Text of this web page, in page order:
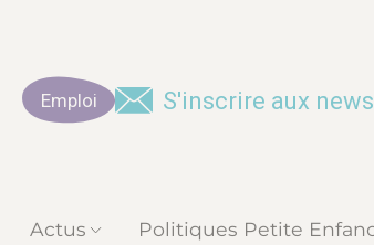
Emploi S'inscrire aux
Actus Politiques Petite